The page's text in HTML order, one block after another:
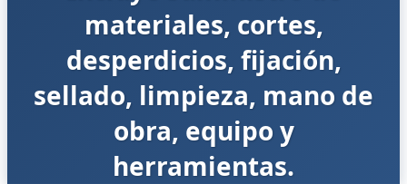
materiales, cortes,
desperdicios, fijación,
sellado, limpieza, mano de
obra, equipo y
herramientas.